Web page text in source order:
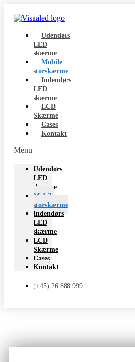
Udendørs
LED
skærme
Mobile
storskærme
Indendørs
LED
skærme
LCD
Skærme
Cases
Kontakt
Menu
Udendørs
LED
skærme
Mobile
storskærme
Indendørs
LED
skærme
LCD
Skærme
Cases
Kontakt
(+45) 26 888 999